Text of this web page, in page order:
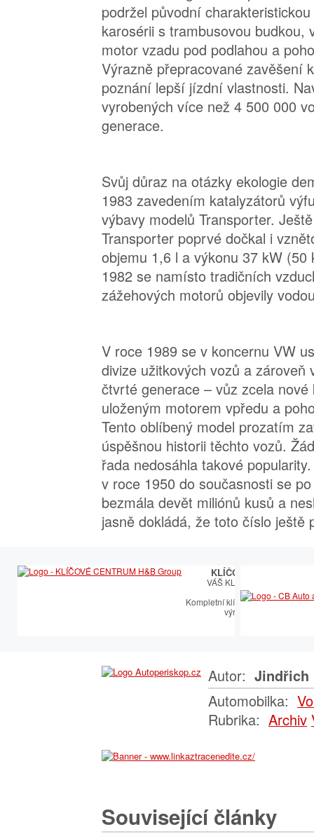
podržel původní
karosérii s trambusovou budkou,
motor vzadu pod podlahou a
Výrazně přepracované zavěšení
poznání lepší jízdní vlastnosti.
vyrobených více než 4 500 000
generace.
Svůj důraz na otázky ekologie
1983 zavedením katalyzátorů
výbavy modelů Transporter.
Transporter poprvé dočkal i
objemu 1,6 l a výkonu 37 kW (50
1982 se namísto tradičních
zážehových motorů objevily
V roce 1989 se v koncernu VW
divize užitkových vozů a zároveň
čtvrté generace – vůz zcela
uloženým motorem vpředu a
Tento oblíbený model prozatím
úspěšnou historii těchto vozů.
řada nedosáhla takové
v roce 1950 do současnosti se
bezmála devět miliónů kusů a
jasně dokládá, že toto číslo ještě
KLÍČOVÉ CENTRUM
VÁŠ KLÍČOVÝ PARTNER
Kompletní klíčařský sortiment
výroby autoklíčů
Autor: Jindřich
Automobilka:
Rubrika: Archiv
Související články